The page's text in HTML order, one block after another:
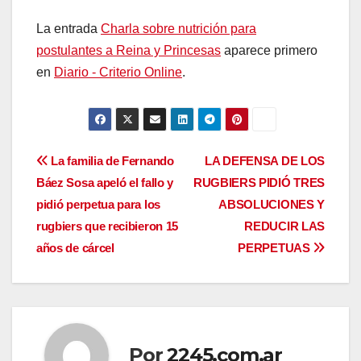
La entrada Charla sobre nutrición para
postulantes a Reina y Princesas aparece primero
en Diario - Criterio Online.
Navegación
de
entradas
LA DEFENSA DE LOS
RUGBIERS PIDIÓ TRES
ABSOLUCIONES Y
REDUCIR LAS
PERPETUAS
La familia de Fernando
Báez Sosa apeló el fallo y
pidió perpetua para los
rugbiers que recibieron 15
años de cárcel
Por2245.com.ar